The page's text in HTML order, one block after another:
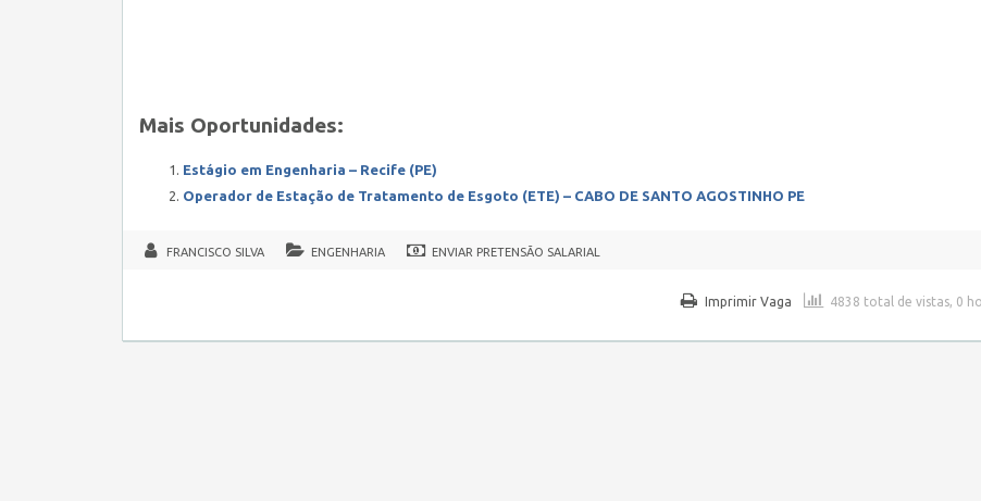
Mais Oportunidades:
Estágio em Engenharia – Recife (PE)
Operador de Estação de Tratamento de Esgoto (ETE) – CABO DE SANTO AGOSTINHO PE
FRANCISCO SILVA ENGENHARIA ENVIAR PRETENSÃO SALARIAL
4838 total de vistas, 0
Imprimir Vaga